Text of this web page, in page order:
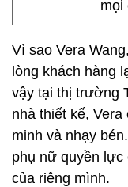
mọi
Vì sao Vera
lòng khách hàng
vậy tại thị trường
nhà thiết kế,
minh và nhạy
phụ nữ quyền lực
của riêng mình.